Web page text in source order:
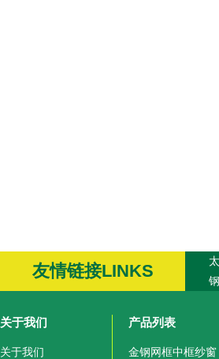
友情链接LINKS
关于我们
关于我们
产品列表
金钢网框中框纱窗